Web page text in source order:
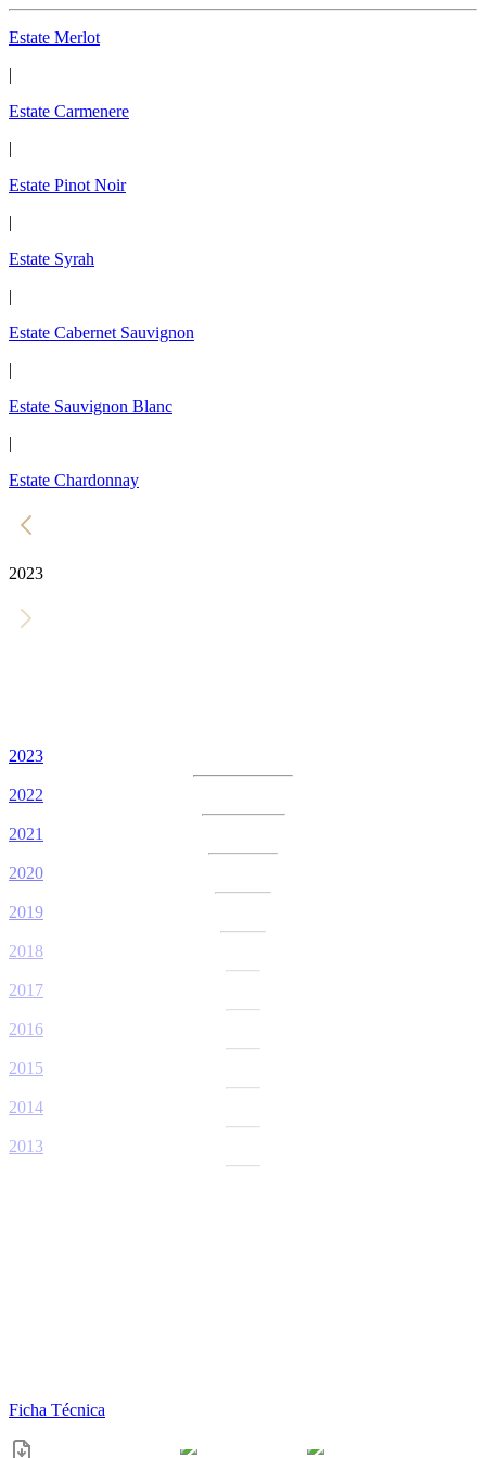
Estate Merlot
|
Estate Carmenere
|
Estate Pinot Noir
|
Estate Syrah
|
Estate Cabernet Sauvignon
|
Estate Sauvignon Blanc
|
Estate Chardonnay
2023
2023
2022
2021
2020
2019
2018
2017
2016
2015
2014
2013
Ficha Técnica